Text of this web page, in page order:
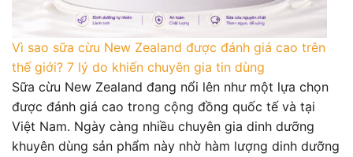
Vì sao sữa cừu New Zealand được đánh giá cao trên
thế giới? 7 lý do khiến chuyên gia tin dùng
Sữa cừu New Zealand đang nổi lên như một lựa chọn
được đánh giá cao trong cộng đồng quốc tế và tại
Việt Nam. Ngày càng nhiều chuyên gia dinh dưỡng
khuyên dùng sản phẩm này nhờ hàm lượng dinh dưỡng